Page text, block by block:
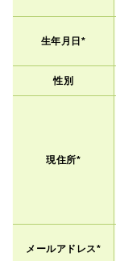
生年月日*
性別
現住所*
メールアドレス*